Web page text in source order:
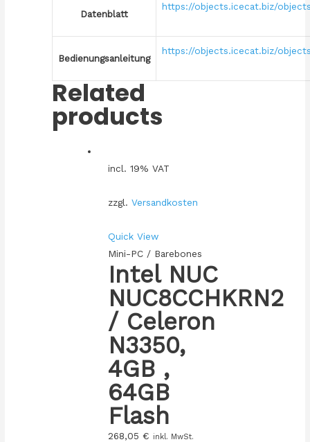
Datenblatt
https://objects.icecat.biz/objects/
Bedienungsanleitung
https://objects.icecat.biz/
Related
products
incl. 19% VAT
zzgl. Versandkosten
Quick View
Mini-PC / Barebones
Intel NUC
NUC8CCHKRN2
/ Celeron
N3350,
4GB ,
64GB
Flash
268,05 € inkl. MwSt.